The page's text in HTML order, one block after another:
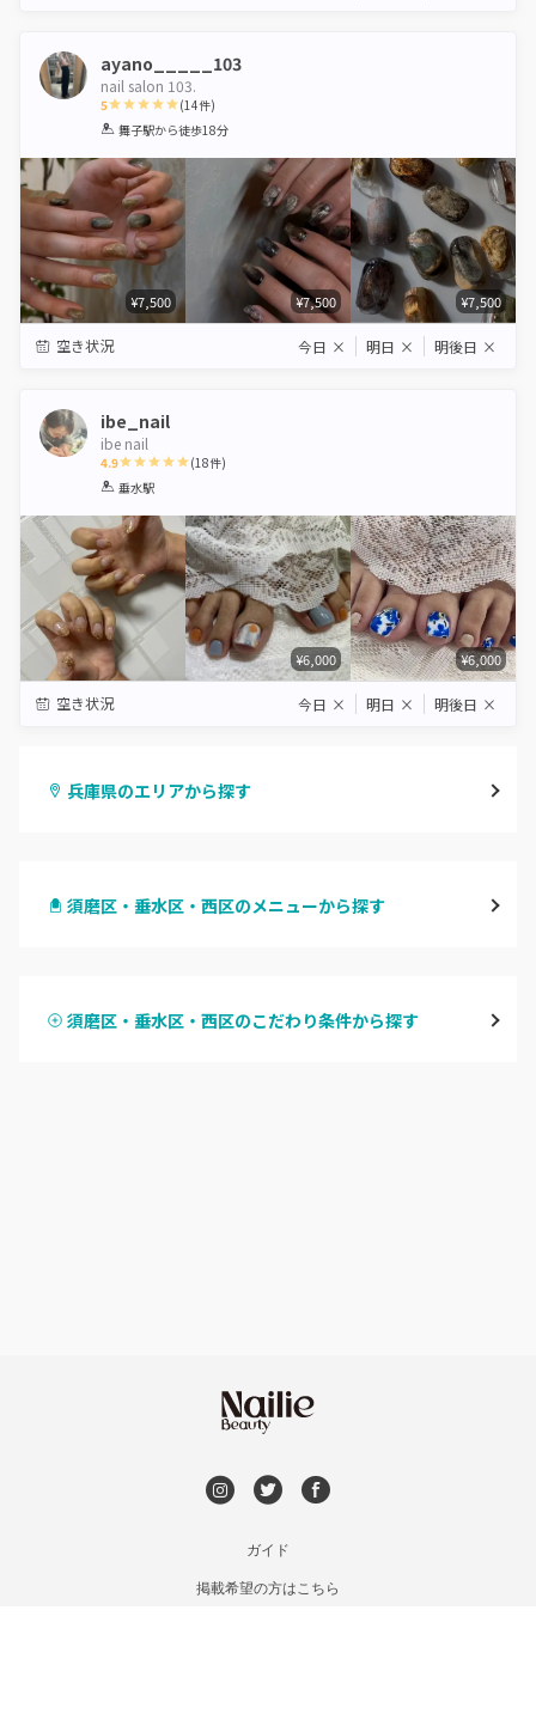
ayano_____103
nail salon 103.
5
1 2 3 4 5
(14件)
舞子駅から徒歩18分
¥7,500 ¥7,500 ¥7,500
空き状況 今日 × 明日 × 明後日 ×
ibe_nail
ibe nail
4.9
1 2 3
(18件)
垂水駅
¥6,000 ¥6,000
空き状況 今日 × 明日 × 明後日 ×
兵庫県のエリアから探す
尼崎・塚口・武庫之荘
須磨区・垂水区・西区のメニューから探す
ハンドスカルプ
須磨区・垂水区・西区のこだわり条件から探す
ガイド
掲載希望の方はこちら